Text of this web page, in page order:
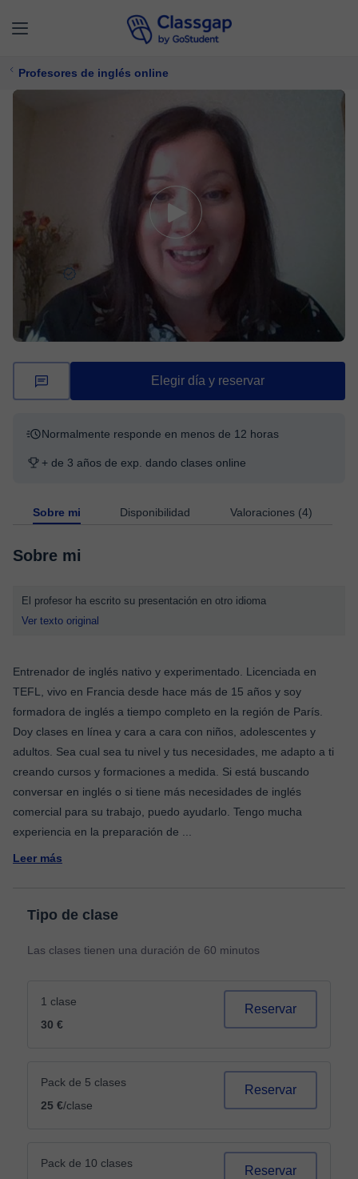
Profesores de inglés online
Jessie
5,0 (4)
20 €/
Elegir día y reservar
Normalmente responde en menos de 12 horas
+ de 3 años de exp. dando clases online
Sobre mi Disponibilidad Valoraciones (4)
Sobre mi
El profesor ha escrito su presentación en otro idioma
Ver texto original
Entrenador de inglés nativo y experimentado. Licenciada en
TEFL, vivo en Francia desde hace más de 15 años y soy
formadora de inglés a tiempo completo en la región de París.
Doy clases en línea y cara a cara con niños, adolescentes y
adultos. Sea cual sea tu nivel y tus necesidades, me adapto a ti
creando cursos y formaciones a medida. Si está buscando
conversar en inglés o si tiene más necesidades de inglés
comercial para su trabajo, puedo ayudarlo. Tengo mucha
experiencia en la preparación de
Leer más
Tipo de clase
Las clases tienen una duración de 60 minutos
1 clase
30 €
Reservar
Pack de 5 clases
25 €/clase
Reservar
Pack de 10 clases
Reservar